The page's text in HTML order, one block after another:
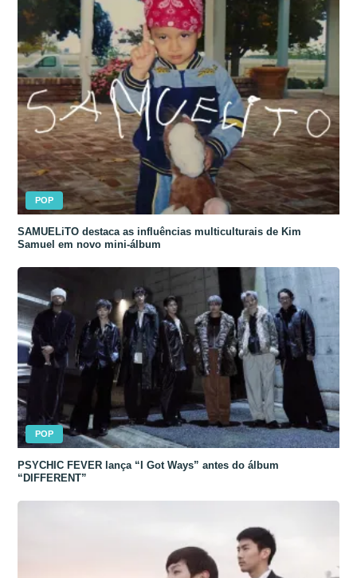
POP
SAMUELiTO destaca as influências multiculturais de Kim
Samuel em novo mini-álbum
POP
PSYCHIC FEVER lança “I Got Ways” antes do álbum
“DIFFERENT”